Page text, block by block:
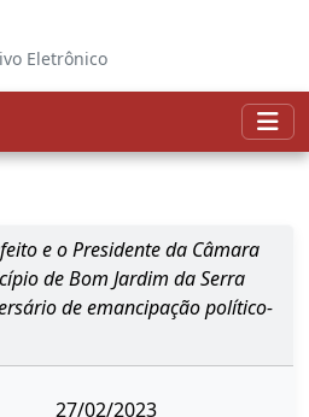
Eletrônico
e o Presidente da Câmara
de Bom Jardim da Serra
de emancipação político-
27/02/2023